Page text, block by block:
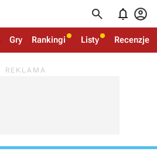
  
Gry Rankingi Listy Recenzje